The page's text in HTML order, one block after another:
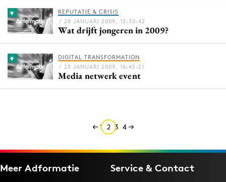
Interne communicatie
Martech
Media
Merkstrategie
PR
Programmatic
REPUTATIE & CRISIS
/ 28 JANUARI 2009, 13:30:42
Wat drijft jongeren in 2009?
DIGITAL TRANSFORMATION
/ 23 JANUARI 2009, 16:45:21
Media netwerk event
1 2 3 4
Meer Adformatie Service & Contact